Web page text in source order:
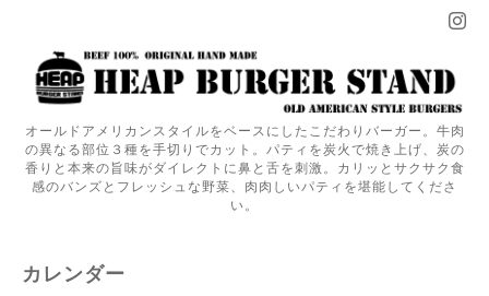
オールドアメリカンスタイルをベースにしたこだわりバーガー。牛肉
の異なる部位３種を手切りでカット。パティを炭火で焼き上げ、炭の
香りと本来の旨味がダイレクトに鼻と舌を刺激。カリッとサクサク食
感のバンズとフレッシュな野菜、肉肉しいパティを堪能してくださ
い。
カレンダー